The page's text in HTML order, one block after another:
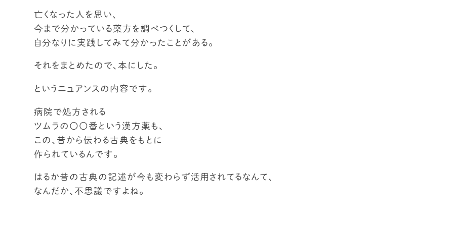
亡くなった人を思い、
今まで分かっている薬方を調べつくして、
自分なりに実践してみて分かったことがある。
それをまとめたので、本にした。
というニュアンスの内容です。
病院で処方される
ツムラの〇〇番という漢方薬も、
この、昔から伝わる古典をもとに
作られているんです。
はるか昔の古典の記述が今も変わらず活用されてるなんて、
なんだか、不思議ですよね。